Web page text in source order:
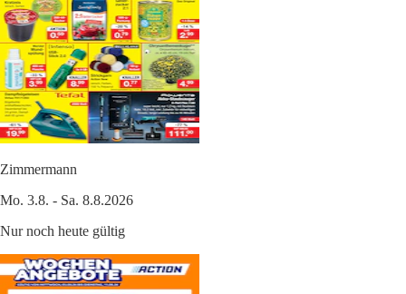
Zimmermann
Mo. 3.8. - Sa. 8.8.2026
Nur noch heute gültig